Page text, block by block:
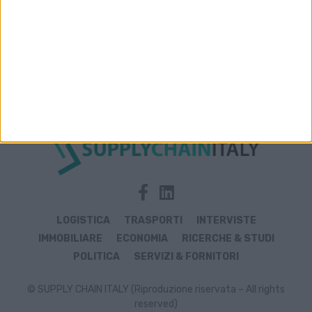
LOGISTICA TRASPORTI
INTERVISTE
IMMOBILIARE
ECONOMIA
RICERCHE & STUDI
POLITICA
SERVIZI & FORNITORI
© SUPPLY CHAIN ITALY (Riproduzione riservata – All rights
reserved)